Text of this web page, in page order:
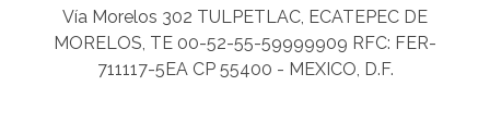
Vía Morelos 302 TULPETLAC, ECATEPEC DE
MORELOS, TE 00-52-55-59999909 RFC: FER-
711117-5EA CP 55400 - MEXICO, D.F.